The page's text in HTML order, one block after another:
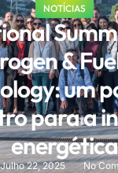
NOTÍCIAS
&
um
para a
energética
Julho 22, 2025 No